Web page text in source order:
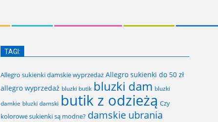
TAGI:
Allegro sukienki damskie wyprzedaż Allegro sukienki do 50 zł
allegro wyprzedaż bluzki butik bluzki dam bluzki
damkie bluzki damski butik z odzieżą Czy
kolorowe sukienki są modne? damskie ubrania